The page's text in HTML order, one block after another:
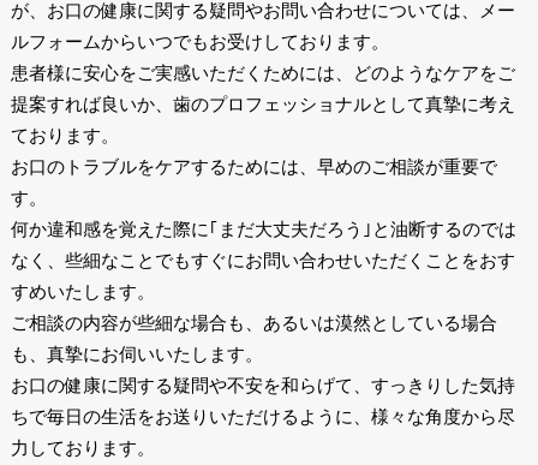
が、お口の健康に関する疑問やお問い合わせについては、メー
ルフォームからいつでもお受けしております。
患者様に安心をご実感いただくためには、どのようなケアをご
提案すれば良いか、歯のプロフェッショナルとして真摯に考え
ております。
お口のトラブルをケアするためには、早めのご相談が重要で
す。
何か違和感を覚えた際に｢まだ大丈夫だろう｣と油断するのでは
なく、些細なことでもすぐにお問い合わせいただくことをおす
すめいたします。
ご相談の内容が些細な場合も、あるいは漠然としている場合
も、真摯にお伺いいたします。
お口の健康に関する疑問や不安を和らげて、すっきりした気持
ちで毎日の生活をお送りいただけるように、様々な角度から尽
力しております。